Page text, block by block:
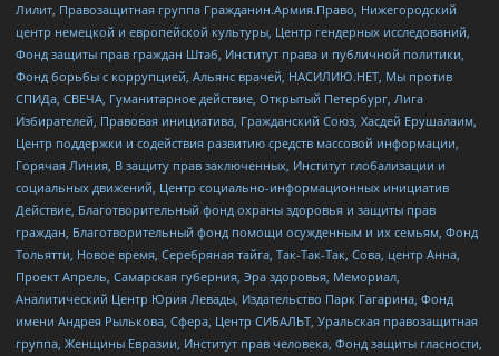
Лилит, Правозащитная группа Гражданин.Армия.Право, Нижегородский
центр немецкой и европейской культуры, Центр гендерных исследований,
Фонд защиты прав граждан Штаб, Институт права и публичной политики,
Фонд борьбы с коррупцией, Альянс врачей, НАСИЛИЮ.НЕТ, Мы против
СПИДа, СВЕЧА, Гуманитарное действие, Открытый Петербург, Лига
Избирателей, Правовая инициатива, Гражданский Союз, Хасдей Ерушалаим,
Центр поддержки и содействия развитию средств массовой информации,
Горячая Линия, В защиту прав заключенных, Институт глобализации и
социальных движений, Центр социально-информационных инициатив
Действие, Благотворительный фонд охраны здоровья и защиты прав
граждан, Благотворительный фонд помощи осужденным и их семьям, Фонд
Тольятти, Новое время, Серебряная тайга, Так-Так-Так, Сова, центр Анна,
Проект Апрель, Самарская губерния, Эра здоровья, Мемориал,
Аналитический Центр Юрия Левады, Издательство Парк Гагарина, Фонд
имени Андрея Рылькова, Сфера, Центр СИБАЛЬТ, Уральская правозащитная
группа, Женщины Евразии, Институт прав человека, Фонд защиты гласности,